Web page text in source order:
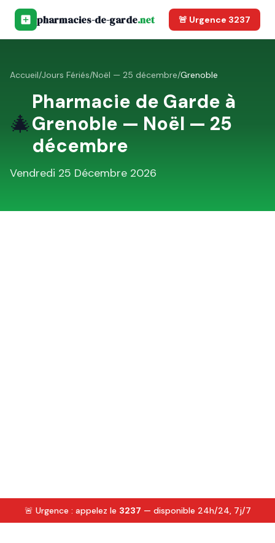
pharmacies-de-garde.net 🚨 Urgence 3237
Accueil/Jours Fériés/Noël — 25 décembre/Grenoble
🎄
Pharmacie de Garde à
Grenoble — Noël — 25
décembre
Vendredi 25 Décembre 2026
🚨 Urgence : appelez le 3237 — disponible 24h/24, 7j/7